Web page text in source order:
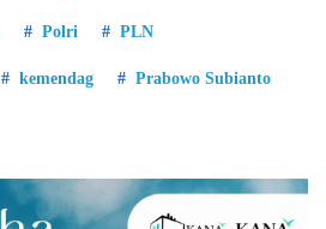
Polri PLN
kemendag Prabowo Subianto